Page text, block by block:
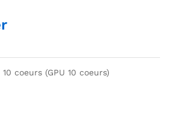
coeurs (GPU 10 coeurs)